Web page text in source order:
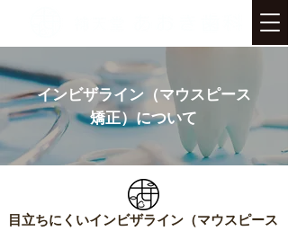
インビザライン（マウスピース
矯正）について
目立ちにくいインビザライン（マウスピース